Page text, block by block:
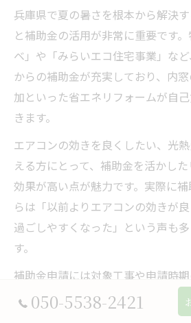
兵庫県で夏の暑さを根本から解決
と補助金の活用が非常に重要です
ベ」や「みらいエコ住宅事業」な
からの補助金が充実しており、内
加といった省エネリフォームが自
きます。
エアコンの効きを良くしたい、光
える方にとって、補助金を活かし
効果が高い点が魅力です。実際に
らは「以前よりエアコンの効きが
過ごしやすくなった」という声も
す。
補助金申請には対象工事や申請時
め、リフォーム業者と事前によく
カギとなります。申請漏れや工事
050-5538-2421